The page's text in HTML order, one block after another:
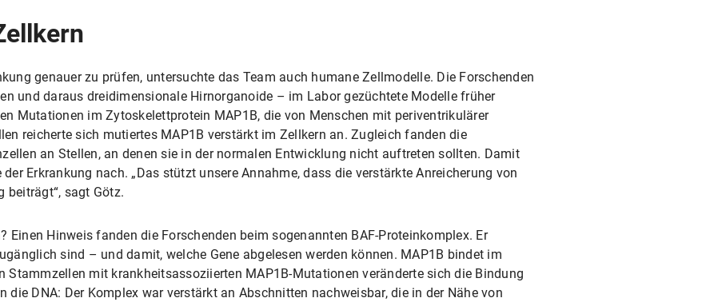
genauer zu prüfen, untersuchte das Team auch humane Zellmodelle. Die Forschenden
und daraus dreidimensionale Hirnorganoide – im Labor gezüchtete Modelle früher
Mutationen im Zytoskelettprotein MAP1B, die von Menschen mit periventrikulärer
reicherte sich mutiertes MAP1B verstärkt im Zellkern an. Zugleich fanden die
an Stellen, an denen sie in der normalen Entwicklung nicht auftreten sollten. Damit
Erkrankung nach. „Das stützt unsere Annahme, dass die verstärkte Anreicherung von
beiträgt“, sagt Götz.
Einen Hinweis fanden die Forschenden beim sogenannten BAF-Proteinkomplex. Er
sind – und damit, welche Gene abgelesen werden können. MAP1B bindet im
Stammzellen mit krankheitsassoziierten MAP1B-Mutationen veränderte sich die Bindung
die DNA: Der Komplex war verstärkt an Abschnitten nachweisbar, die in der Nähe von